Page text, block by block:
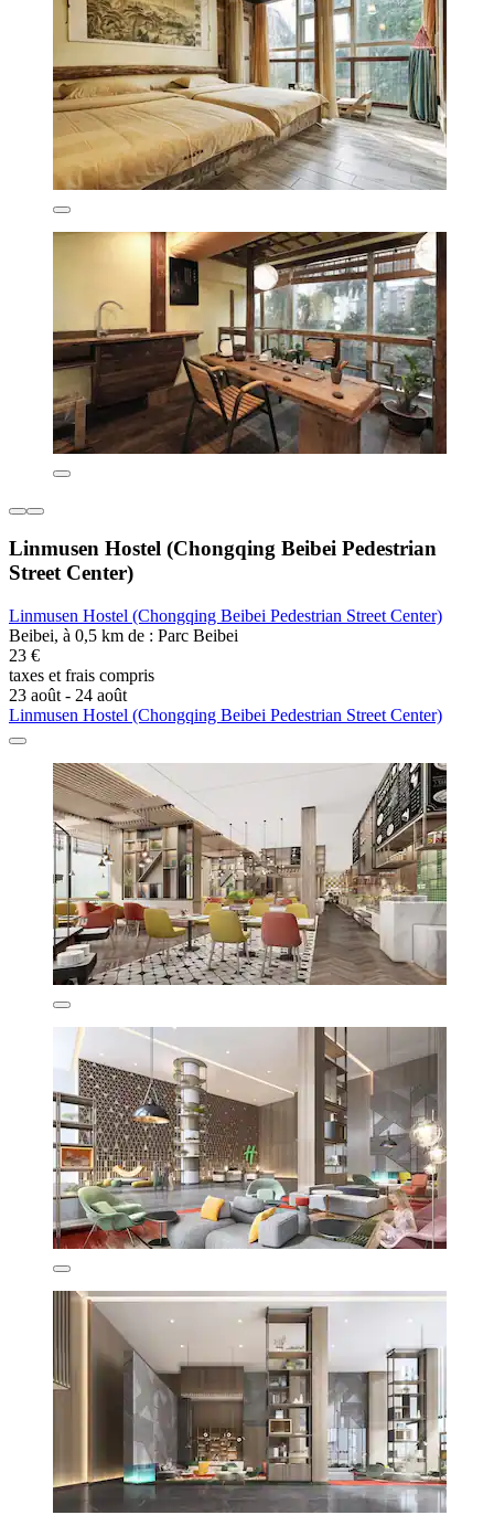
Linmusen Hostel (Chongqing Beibei Pedestrian
Street Center)
Linmusen Hostel (Chongqing Beibei Pedestrian Street Center)
Beibei, à 0,5 km de : Parc Beibei
23 €
taxes et frais compris
23 août - 24 août
Linmusen Hostel (Chongqing Beibei Pedestrian Street Center)